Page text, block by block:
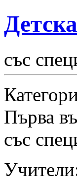
със
Първа
със